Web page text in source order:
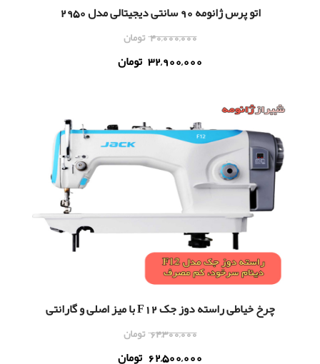
اتو پرس ژانومه 90 سانتی دیجیتالی مدل 2950
40,000,000 تومان
32,900,000 تومان
چرخ خیاطی راسته دوز جک F12 با میز اصلی و گارانتی
64,300,000 تومان
62,500,000 تومان